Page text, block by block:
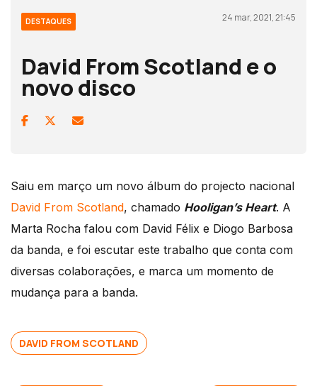
DESTAQUES 24 mar, 2021, 21:45
David From Scotland e o
novo disco
Saiu em março um novo álbum do projecto nacional
David From Scotland, chamado Hooligan’s Heart. A
Marta Rocha falou com David Félix e Diogo Barbosa
da banda, e foi escutar este trabalho que conta com
diversas colaborações, e marca um momento de
mudança para a banda.
DAVID FROM SCOTLAND